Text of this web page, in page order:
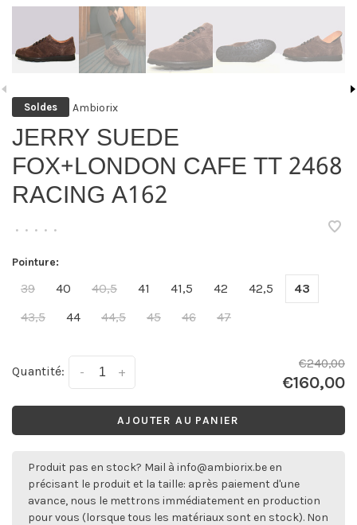
Soldes Ambiorix
JERRY SUEDE
FOX+LONDON CAFE TT 2468
RACING A162
• • • • •
Pointure:
39 40 40,5 41 41,5 42 42,5
43
43,5
44 44,5 45 46 47
Quantité: +
-
€240,00
€160,00
AJOUTER AU PANIER
Produit pas en stock? Mail à info@ambiorix.be en
précisant le produit et la taille: après paiement d'une
avance, nous le mettrons immédiatement en production
pour vous (lorsque tous les matériaux sont en stock). Non